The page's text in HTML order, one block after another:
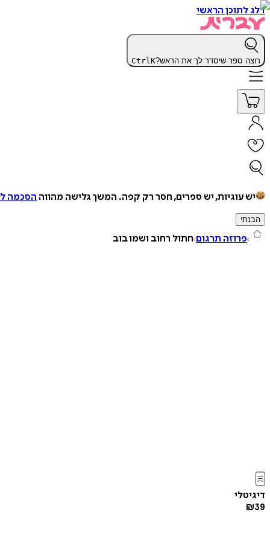
דלג לתוכן הראשי
רוצה ספר שיסדר לך את הראש? CtrlK
יש עוגיות, יש ספרים, חסר רק קפה. המשך גלישה מהווה הסכמה
הבנתי
פרוזה תרגום חתול רחוב ושמו בוב
דיגיטלי
₪39